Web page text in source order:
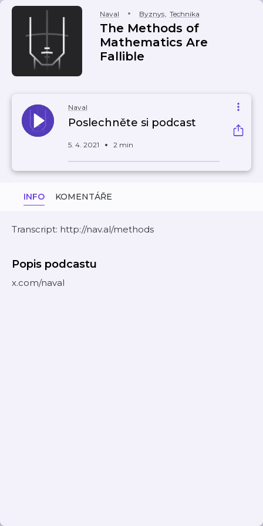
Naval Byznys, Technika
The Methods of
Mathematics Are
Fallible
Naval
Poslechněte si podcast
5. 4. 2021 2 min
INFO KOMENTÁŘE
Transcript: http://nav.al/methods
Popis podcastu
x.com/naval